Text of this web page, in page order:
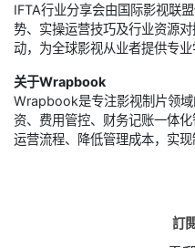
IFTA行业分享会由国际影视联
势、实操运营技巧及行业资源
动，为全球影视从业者提供专业
关于Wrapbook
Wrapbook是专注影视制片领
资、费用管控、财务记账一体
运营流程、降低管理成本，实现
訂